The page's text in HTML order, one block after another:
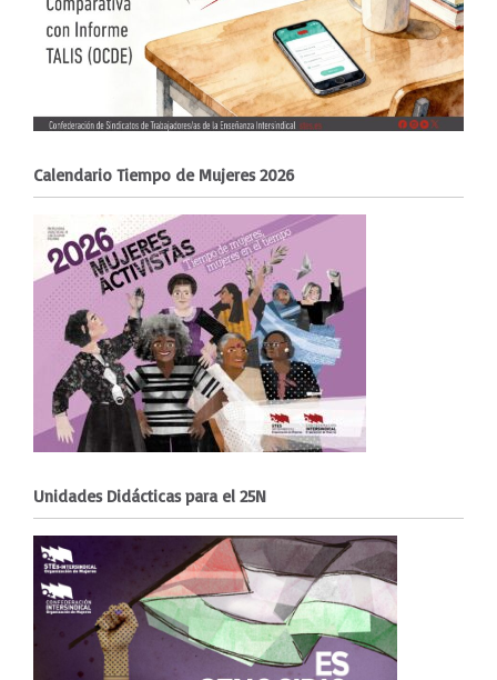
Calendario Tiempo de Mujeres 2026
Unidades Didácticas para el 25N